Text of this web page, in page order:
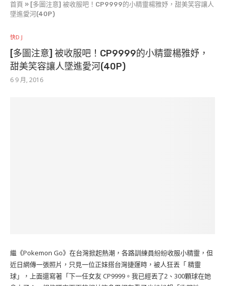
首頁 » [多圖注意] 被收服吧！CP9999的小精靈楊雅妤，甜美笑容讓人
墜進愛河(40P)
快D J
[多圖注意] 被收服吧！CP9999的小精靈楊雅妤，
甜美笑容讓人墜進愛河(40P)
6 9 月, 2016
繼《Pokemon Go》在台灣掀起熱潮，各路訓練員紛紛收服小精靈，但
近日網傳一張照片，只見一位正妹搭台灣捷運時，被人狂丟「 精靈
球」，上面還寫著「下一任女友 CP9999。我已經丟了2、300顆球在她